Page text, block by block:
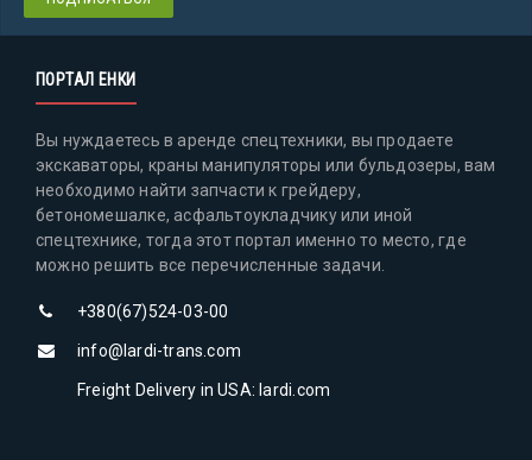
ПОРТАЛ ЕНКИ
Вы нуждаетесь в аренде спецтехники, вы продаете
экскаваторы, краны манипуляторы или бульдозеры, вам
необходимо найти запчасти к грейдеру,
бетономешалке, асфальтоукладчику или иной
спецтехнике, тогда этот портал именно то место, где
можно решить все перечисленные задачи.
+380(67)524-03-00
info@lardi-trans.com
Freight Delivery in USA: lardi.com